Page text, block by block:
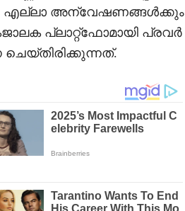
എല്ലാ അന്വേഷണങ്ങൾക്കും
പ്ലാറ്റ്‌ഫോമായി പ്രവർ